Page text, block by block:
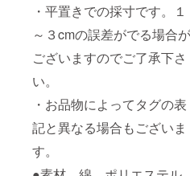
・平置きでの採寸です。１
～３cmの誤差がでる場合が
ございますのでご了承下さ
い。
・お品物によってタグの表
記と異なる場合もございま
す。